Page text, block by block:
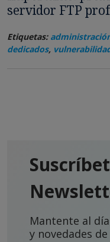
servidor FTP
Etiquetas:
dedicados,
Mantente al
y novedades